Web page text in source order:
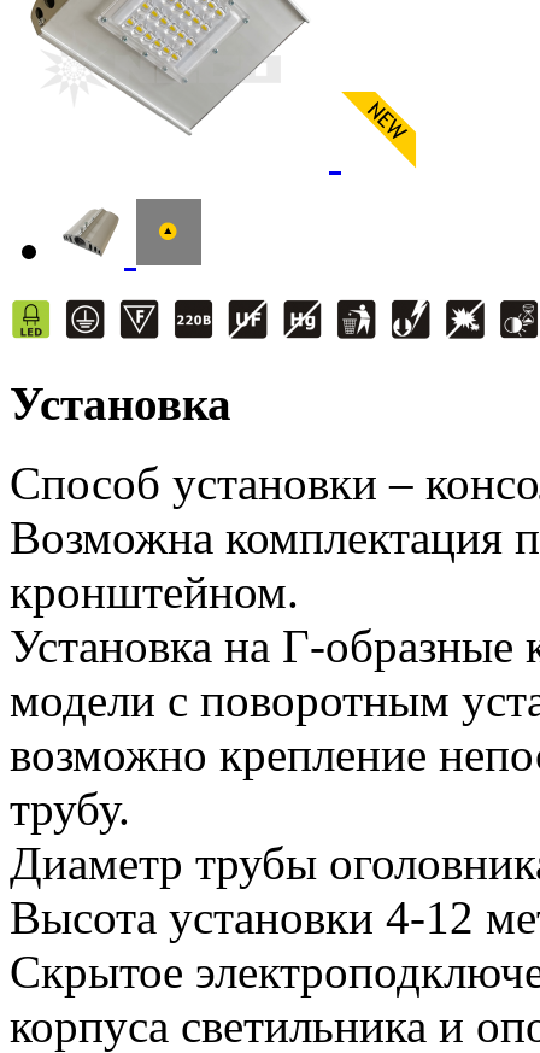
Установка
Способ установки –
Возможна комплектация
кронштейном.
Установка на Г-
модели с поворотным
возможно крепление
трубу.
Диаметр трубы
Высота установки 4-12
Скрытое
корпуса светильника и